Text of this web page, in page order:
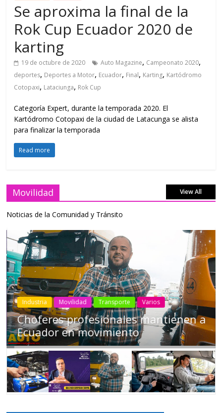
Se aproxima la final de la
Rok Cup Ecuador 2020 de
karting
19 de octubre de 2020 Auto Magazine, Campeonato 2020,
deportes, Deportes a Motor, Ecuador, Final, Karting, Kartódromo
Cotopaxi, Lataciunga, Rok Cup
Categoría Expert, durante la temporada 2020. El
Kartódromo Cotopaxi de la ciudad de Latacunga se alista
para finalizar la temporada
Read more
Movilidad View All
Noticias de la Comunidad y Tránsito
Industria Movilidad Transporte Varios
Choferes profesionales mantienen a
Ecuador en movimiento